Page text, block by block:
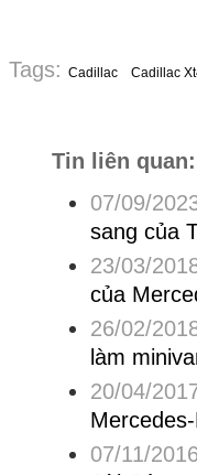
Tags: Cadillac Cadillac
Tin liên quan:
07/09/
sang của
23/03/
của
26/02/
làm
20/04/
07/11/